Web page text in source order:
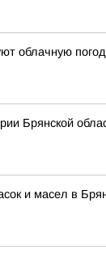
облачную
Брянской
и масел в